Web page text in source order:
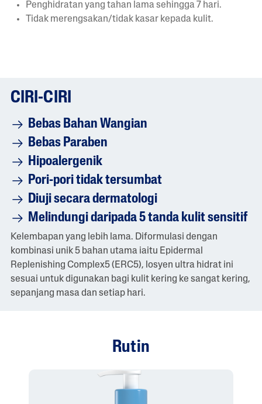
Penghidratan yang tahan lama sehingga 7 hari.
Tidak merengsakan/tidak kasar kepada kulit.
Kelembapan yang lebih lama. Diformulasi dengan
kombinasi unik 5 bahan utama iaitu Epidermal
Replenishing Complex5 (ERC5), losyen ultra hidrat ini
sesuai untuk digunakan bagi kulit kering ke sangat kering,
sepanjang masa dan setiap hari.
CIRI-CIRI
Bebas Bahan Wangian
Bebas Paraben
Hipoalergenik
Pori-pori tidak tersumbat
Diuji secara dermatologi
Melindungi daripada 5 tanda kulit sensitif
Rutin